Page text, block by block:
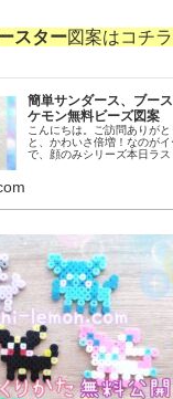
スター図案はコチ
簡単サンダース、ブー
ケモン無料ビーズ図案
こんにちは。ご訪問ありが
と、かわいさ倍増！なのが
で、顔のみシリーズ本日ラ